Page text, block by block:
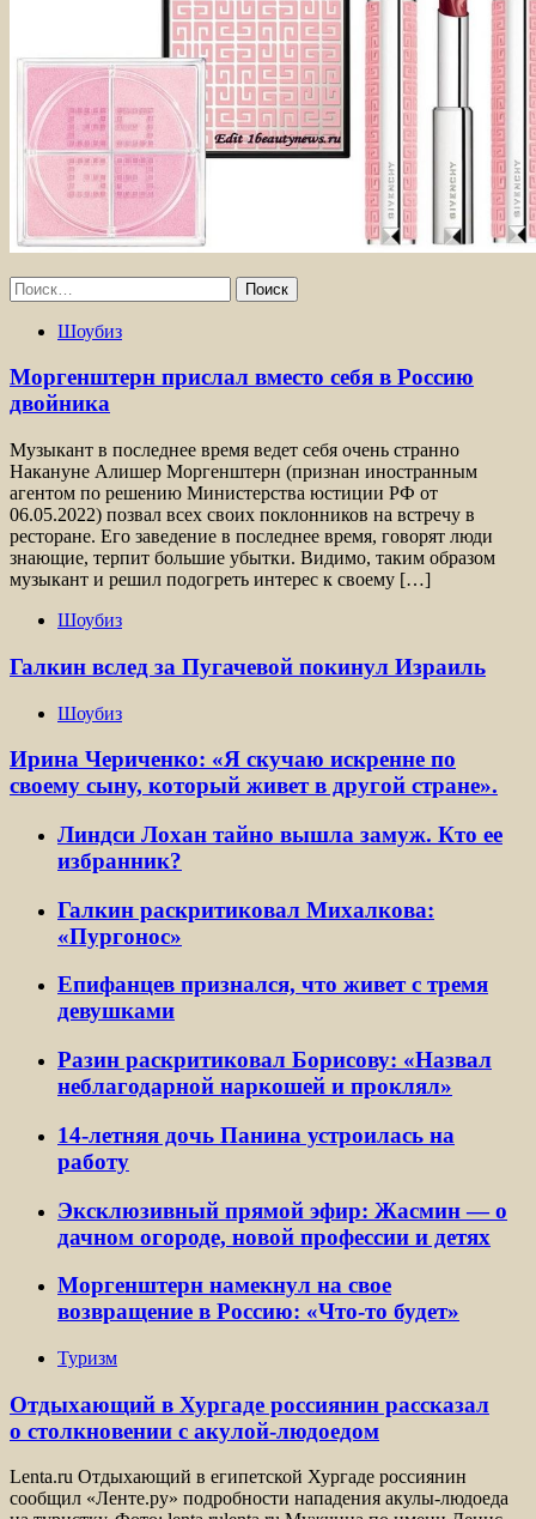
Найти:
Шоубиз
Моргенштерн прислал вместо себя в Россию
двойника
Музыкант в последнее время ведет себя очень странно
Накануне Алишер Моргенштерн (признан иностранным
агентом по решению Министерства юстиции РФ от
06.05.2022) позвал всех своих поклонников на встречу в
ресторане. Его заведение в последнее время, говорят люди
знающие, терпит большие убытки. Видимо, таким образом
музыкант и решил подогреть интерес к своему […]
Шоубиз
Галкин вслед за Пугачевой покинул Израиль
Шоубиз
Ирина Чериченко: «Я скучаю искренне по
своему сыну, который живет в другой стране».
Линдси Лохан тайно вышла замуж. Кто ее
избранник?
Галкин раскритиковал Михалкова:
«Пургонос»
Епифанцев признался, что живет с тремя
девушками
Разин раскритиковал Борисову: «Назвал
неблагодарной наркошей и проклял»
14-летняя дочь Панина устроилась на
работу
Эксклюзивный прямой эфир: Жасмин — о
дачном огороде, новой профессии и детях
Моргенштерн намекнул на свое
возвращение в Россию: «Что-то будет»
Туризм
Отдыхающий в Хургаде россиянин рассказал
о столкновении с акулой-людоедом
Lenta.ru Отдыхающий в египетской Хургаде россиянин
сообщил «Ленте.ру» подробности нападения акулы-людоеда